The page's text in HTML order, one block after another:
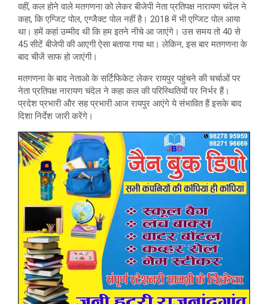
वहीं, कल होने वाले मतगणना को लेकर बीजेपी नेता प्रतिपक्ष नारायण चंदेल ने
कहा, कि एग्जिट पोल, एग्जैक्ट पोल नहीं है। 2018 में भी एग्जिट पोल आया
था। हमें कहां उम्मीद थी कि हम इतने नीचे आ जाएंगे। उस समय तो 40 से
45 सीटें बीजेपी की आएगी ऐसा बताया गया था। लेकिन, इस बार मतगणना के
बाद चीजें साफ हो जाएंगी।
मतगणना के बाद नेताओ के सर्टिफिकेट लेकर रायपुर पहुंचने की चर्चाओं पर
नेता प्रतिपक्ष नारायण चंदेल ने कहा कल की परिस्थितियों पर निर्भर हैं।
प्रदेश प्रभारी और सह प्रभारी आज रायपुर आएंगे ये संभावित हैं इसके बाद
दिशा निर्देश जारी करेंगे।